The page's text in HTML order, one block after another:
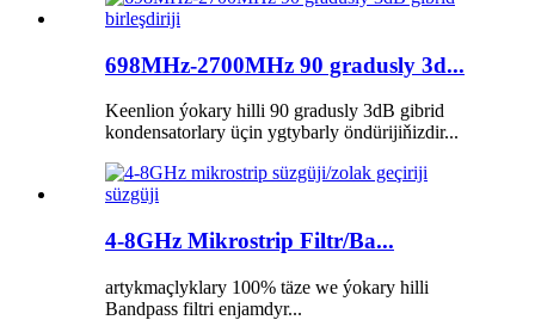
698MHz-2700MHz 90 gradusly 3d...
Keenlion ýokary hilli 90 gradusly 3dB gibrid
kondensatorlary üçin ygtybarly öndürijiňizdir...
4-8GHz Mikrostrip Filtr/Ba...
artykmaçlyklary 100% täze we ýokary hilli
Bandpass filtri enjamdyr...